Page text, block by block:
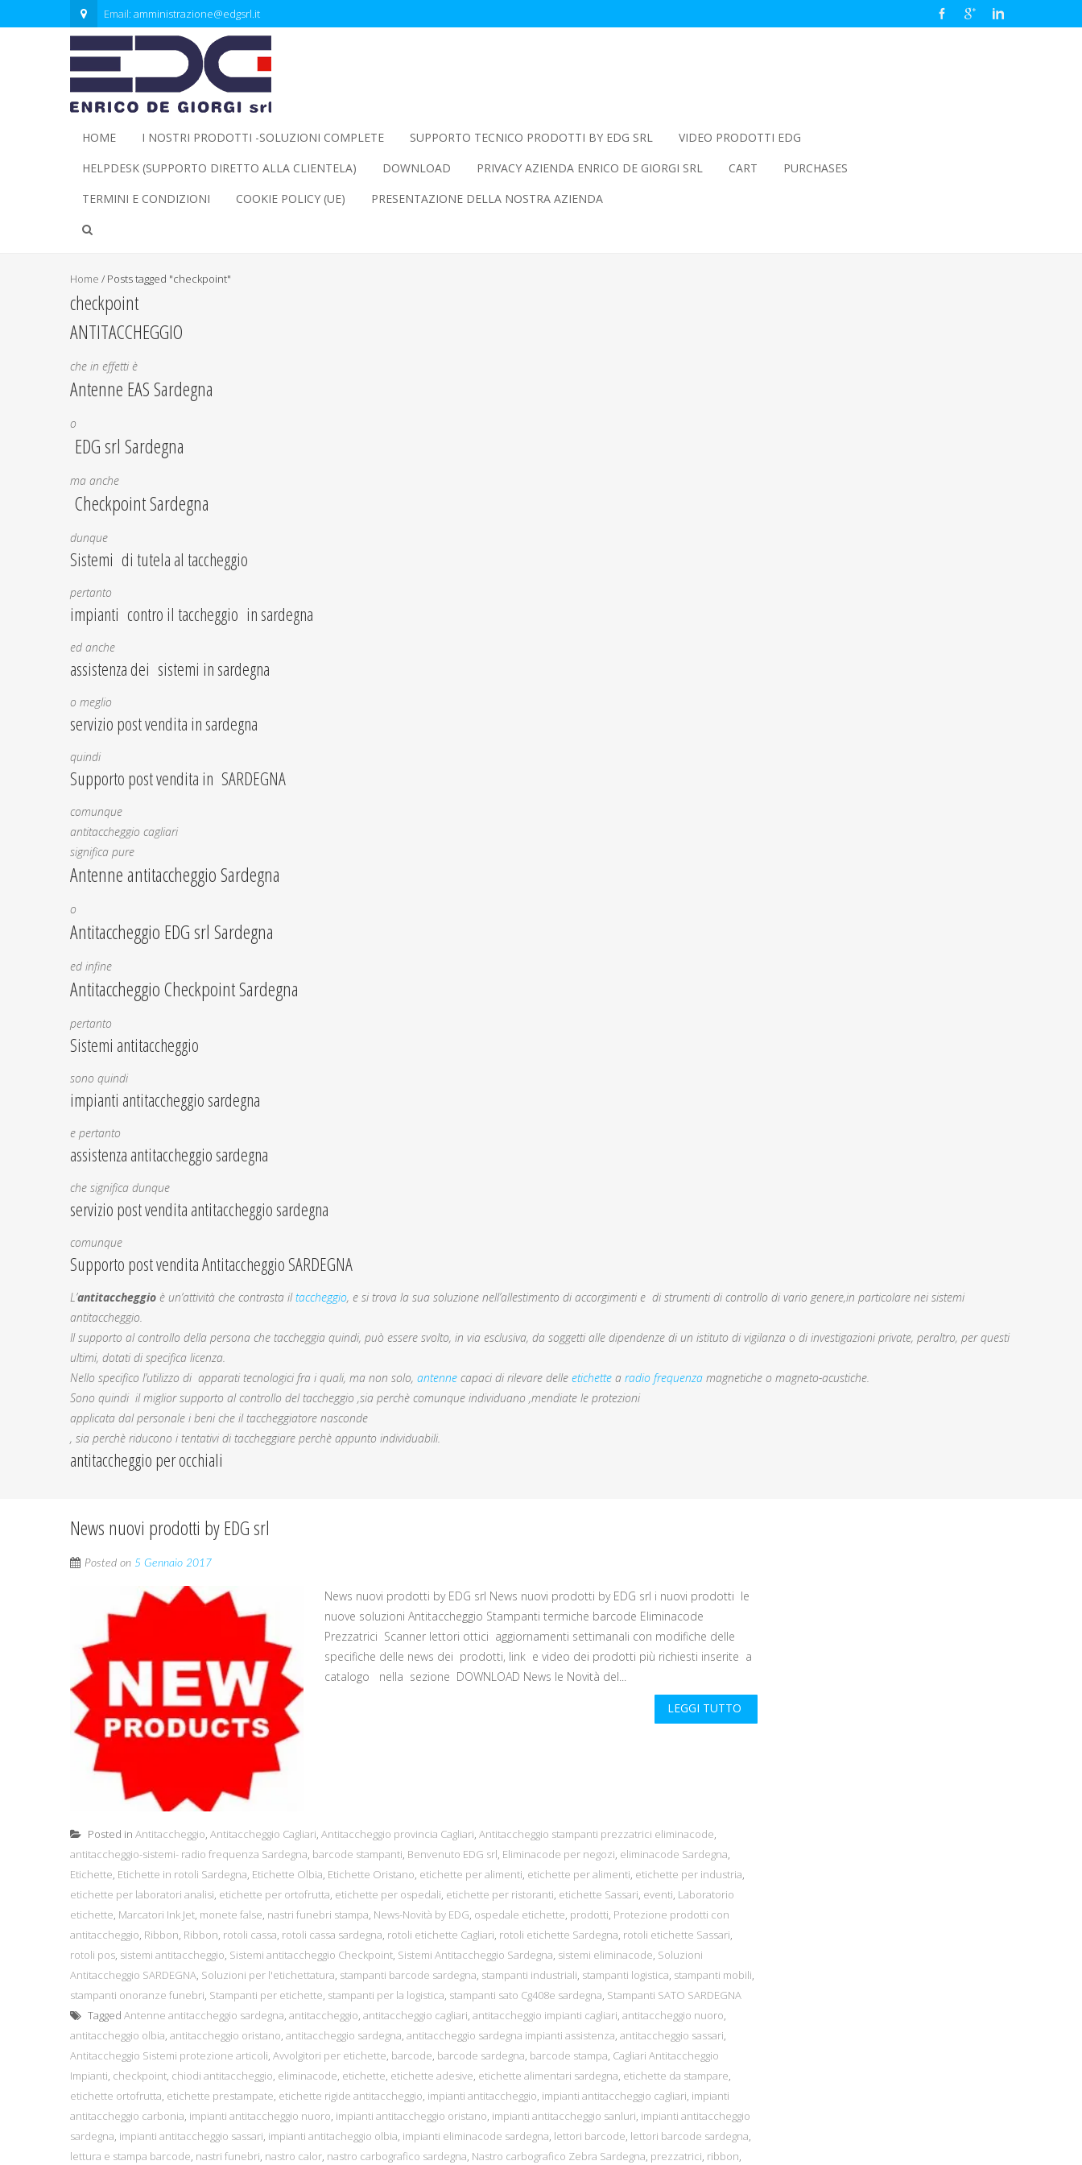
Email: amministrazione@edgsrl.it
HOME I NOSTRI PRODOTTI -SOLUZIONI COMPLETE SUPPORTO TECNICO PRODOTTI BY EDG SRL
VIDEO PRODOTTI EDG
HELPDESK (SUPPORTO DIRETTO ALLA CLIENTELA)
DOWNLOAD PRIVACY AZIENDA ENRICO DE GIORGI SRL CART
PURCHASES
TERMINI E CONDIZIONI
COOKIE POLICY (UE) PRESENTAZIONE DELLA NOSTRA AZIENDA
Home / Posts tagged "checkpoint"
checkpoint
ANTITACCHEGGIO
che in effetti è
Antenne EAS Sardegna
o
EDG srl Sardegna
ma anche
Checkpoint Sardegna
dunque
Sistemi di tutela al taccheggio
pertanto
impianti contro il taccheggio in sardegna
ed anche
assistenza dei sistemi in sardegna
o meglio
servizio post vendita in sardegna
quindi
Supporto post vendita in SARDEGNA
comunque
antitaccheggio cagliari
significa pure
Antenne antitaccheggio Sardegna
o
Antitaccheggio EDG srl Sardegna
ed infine
Antitaccheggio Checkpoint Sardegna
pertanto
Sistemi antitaccheggio
sono quindi
impianti antitaccheggio sardegna
e pertanto
assistenza antitaccheggio sardegna
che significa dunque
servizio post vendita antitaccheggio sardegna
comunque
Supporto post vendita Antitaccheggio SARDEGNA
L’antitaccheggio è un’attività che contrasta iltaccheggio, e si trova la sua soluzione nell’allestimento di accorgimenti e di strumenti di controllo di vario genere,in particolare nei sistemi
antitaccheggio.
Il supporto al controllo della persona che taccheggia quindi, può essere svolto, in via esclusiva, da soggetti alle dipendenze di un istituto di vigilanza o di investigazioni private, peraltro, per questi
ultimi, dotati di specifica licenza.
Nello specifico l’utilizzo di apparati tecnologici fra i quali, ma non solo, antenne capaci di rilevare delle etichette a radio frequenza magnetiche o magneto-acustiche.
Sono quindi il miglior supporto al controllo del taccheggio ,sia perchè comunque individuano ,mendiate le protezioni
applicata dal personale i beni che il taccheggiatore nasconde
, sia perchè riducono i tentativi di taccheggiare perchè appunto individuabili.
antitaccheggio per occhiali
News nuovi prodotti by EDG srl
Posted on 5 Gennaio 2017
News nuovi prodotti by EDG srl News nuovi prodotti by EDG srl i nuovi prodotti le
nuove soluzioni Antitaccheggio Stampanti termiche barcode Eliminacode
Prezzatrici Scanner lettori ottici aggiornamenti settimanali con modifiche delle
specifiche delle news dei prodotti, link e video dei prodotti più richiesti inserite a
catalogo nella sezione DOWNLOAD News le Novità del...
LEGGI TUTTO
Posted in Antitaccheggio, Antitaccheggio Cagliari, Antitaccheggio provincia Cagliari, Antitaccheggio stampanti prezzatrici eliminacode,
antitaccheggio-sistemi- radio frequenza Sardegna, barcode stampanti, Benvenuto EDG srl, Eliminacode per negozi, eliminacode Sardegna,
Etichette, Etichette in rotoli Sardegna, Etichette Olbia, Etichette Oristano, etichette per alimenti, etichette per alimenti, etichette per industria,
etichette per laboratori analisi, etichette per ortofrutta, etichette per ospedali, etichette per ristoranti, etichette Sassari, eventi, Laboratorio
etichette, Marcatori Ink Jet, monete false, nastri funebri stampa, News-Novità by EDG, ospedale etichette, prodotti, Protezione prodotti con
antitaccheggio, Ribbon, Ribbon, rotoli cassa, rotoli cassa sardegna, rotoli etichette Cagliari, rotoli etichette Sardegna, rotoli etichette Sassari,
rotoli pos, sistemi antitaccheggio, Sistemi antitaccheggio Checkpoint, Sistemi Antitaccheggio Sardegna, sistemi eliminacode, Soluzioni
Antitaccheggio SARDEGNA, Soluzioni per l'etichettatura, stampanti barcode sardegna, stampanti industriali, stampanti logistica, stampanti mobili,
stampanti onoranze funebri, Stampanti per etichette, stampanti per la logistica, stampanti sato Cg408e sardegna, Stampanti SATO SARDEGNA
Tagged Antenne antitaccheggio sardegna, antitaccheggio, antitaccheggio cagliari, antitaccheggio impianti cagliari, antitaccheggio nuoro,
antitaccheggio olbia, antitaccheggio oristano, antitaccheggio sardegna, antitaccheggio sardegna impianti assistenza, antitaccheggio sassari,
Antitaccheggio Sistemi protezione articoli, Avvolgitori per etichette, barcode, barcode sardegna, barcode stampa, Cagliari Antitaccheggio
Impianti, checkpoint, chiodi antitaccheggio, eliminacode, etichette, etichette adesive, etichette alimentari sardegna, etichette da stampare,
etichette ortofrutta, etichette prestampate, etichette rigide antitaccheggio, impianti antitaccheggio, impianti antitaccheggio cagliari, impianti
antitaccheggio carbonia, impianti antitaccheggio nuoro, impianti antitaccheggio oristano, impianti antitaccheggio sanluri, impianti antitaccheggio
sardegna, impianti antitaccheggio sassari, impianti antitacheggio olbia, impianti eliminacode sardegna, lettori barcode, lettori barcode sardegna,
lettura e stampa barcode, nastri funebri, nastro calor, nastro carbografico sardegna, Nastro carbografico Zebra Sardegna, prezzatrici, ribbon,